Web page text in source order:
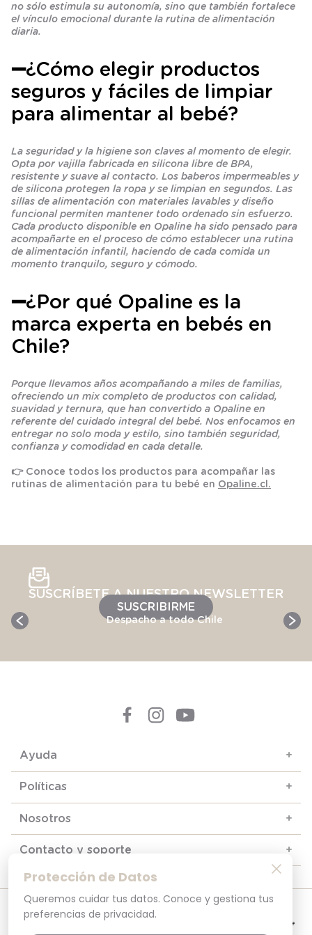
Protección de Datos
Queremos cuidar tus datos. Conoce y gestiona tus
preferencias de privacidad.
no sólo estimula su autonomía, sino que también fortalece
el vínculo emocional durante la rutina de alimentación
diaria.
➖¿Cómo elegir productos
seguros y fáciles de limpiar
para alimentar al bebé?
La seguridad y la higiene son claves al momento de elegir.
Opta por vajilla fabricada en silicona libre de BPA,
resistente y suave al contacto. Los baberos impermeables y
de silicona protegen la ropa y se limpian en segundos. Las
sillas de alimentación con materiales lavables y diseño
funcional permiten mantener todo ordenado sin esfuerzo.
Cada producto disponible en Opaline ha sido pensado para
acompañarte en el proceso de cómo establecer una rutina
de alimentación infantil, haciendo de cada comida un
momento tranquilo, seguro y cómodo.
➖¿Por qué Opaline es la
marca experta en bebés en
Chile?
Porque llevamos años acompañando a miles de familias,
ofreciendo un mix completo de productos con calidad,
suavidad y ternura, que han convertido a Opaline en
referente del cuidado integral del bebé. Nos enfocamos en
entregar no solo moda y estilo, sino también seguridad,
confianza y comodidad en cada detalle.
👉 Conoce todos los productos para acompañar las
rutinas de alimentación para tu bebé en Opaline.cl.
SUSCRÍBETE A NUESTRO NEWSLETTER
SUSCRIBIRME
Despacho a todo Chile
Ayuda +
Políticas +
Nosotros +
Contacto y soporte +
© 2025. Todos los derechos reservados
Por tu seguridad, recuerda revisar siempre en tu navegador que el sitio que
visitas sea la versión oficial. La dirección opaline.cl es la única del sitio oficial de